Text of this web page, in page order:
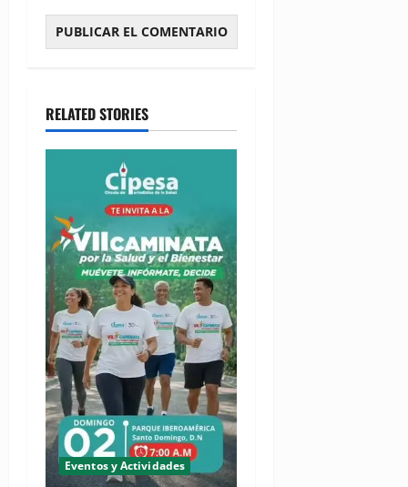
RELATED STORIES
Eventos y Actividades